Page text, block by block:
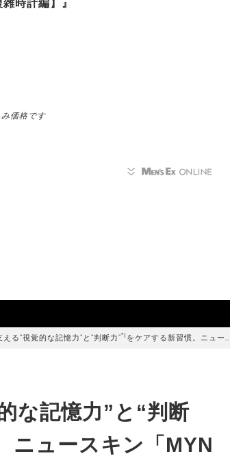
時計編】』
価格です
る“視覚的な記憶力”と“判断力”*1 をケアする新習慣。ニュー…
な記憶力”と“判断
ニュースキン「MYN